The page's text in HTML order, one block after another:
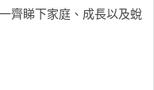
齊睇下家庭、成長以及蛻